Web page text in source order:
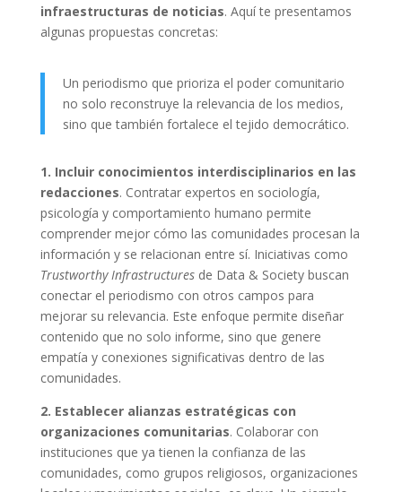
infraestructuras de noticias. Aquí te presentamos
algunas propuestas concretas:
Un periodismo que prioriza el poder comunitario
no solo reconstruye la relevancia de los medios,
sino que también fortalece el tejido democrático.
1. Incluir conocimientos interdisciplinarios en las
redacciones. Contratar expertos en sociología,
psicología y comportamiento humano permite
comprender mejor cómo las comunidades procesan la
información y se relacionan entre sí. Iniciativas como
Trustworthy Infrastructuresde Data & Society buscan
conectar el periodismo con otros campos para
mejorar su relevancia. Este enfoque permite diseñar
contenido que no solo informe, sino que genere
empatía y conexiones significativas dentro de las
comunidades.
2. Establecer alianzas estratégicas con
organizaciones comunitarias. Colaborar con
instituciones que ya tienen la confianza de las
comunidades, como grupos religiosos, organizaciones